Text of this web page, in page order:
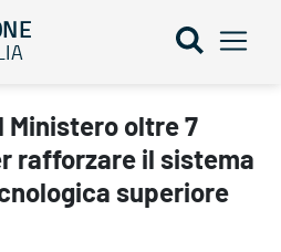
7 milioni di euro per rafforzare
Ministero oltre 7
rafforzare il sistema
superiore